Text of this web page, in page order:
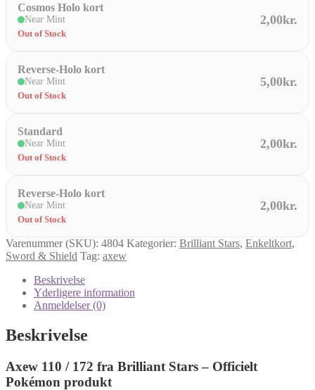
Cosmos Holo kort
Near Mint
Out of Stock
2,00kr.
Reverse-Holo kort
Near Mint
Out of Stock
5,00kr.
Standard
Near Mint
Out of Stock
2,00kr.
Reverse-Holo kort
Near Mint
Out of Stock
2,00kr.
Varenummer (SKU): 4804 Kategorier: Brilliant Stars, Enkeltkort,
Sword & Shield Tag: axew
Beskrivelse
Yderligere information
Anmeldelser (0)
Beskrivelse
Axew 110 / 172 fra Brilliant Stars – Officielt
Pokémon produkt